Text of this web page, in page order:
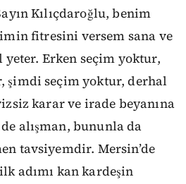
Kılıçdaroğlu, benim
fitresini versem sana ve
yeter. Erken seçim yoktur,
şimdi seçim yoktur, derhal
karar ve irade beyanına
alışman, bununla da
tavsiyemdir. Mersin’de
adımı kan kardeşin